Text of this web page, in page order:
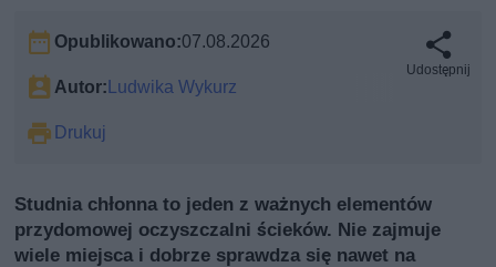
Opublikowano:07.08.2026
Autor:Ludwika Wykurz
Drukuj
Udostępnij
Studnia chłonna to jeden z ważnych elementów
przydomowej oczyszczalni ścieków. Nie zajmuje
wiele miejsca i dobrze sprawdza się nawet na